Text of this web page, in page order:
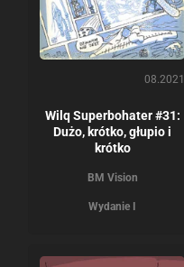
08.2021
Wilq Superbohater #31:
Dużo, krótko, głupio i
krótko
BM Vision
Wydanie I